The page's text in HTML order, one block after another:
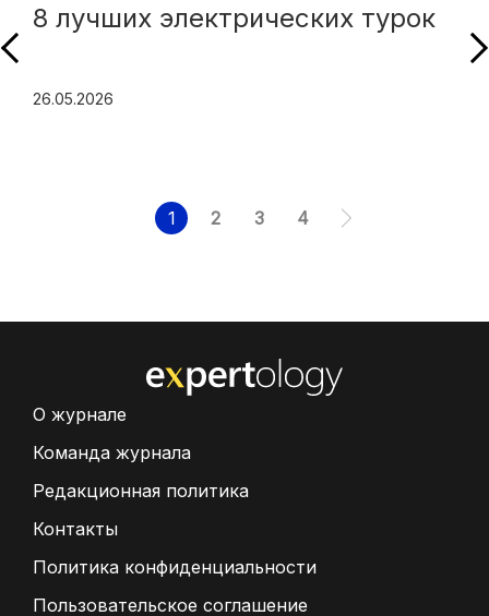
8 лучших электрических турок
26.05.2026
1 2 3 4
О журнале
Команда журнала
Редакционная политика
Контакты
Политика конфиденциальности
Пользовательское соглашение